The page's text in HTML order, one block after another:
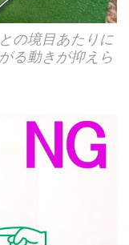
の境目あたりに
る動きが抑えら